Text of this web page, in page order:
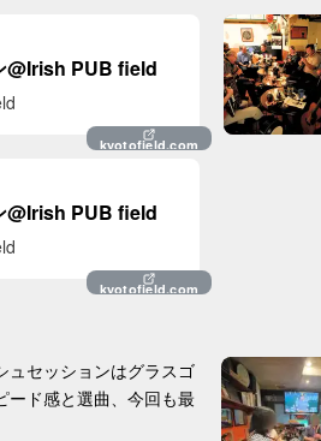
@Irish PUB field
kyotofield.com
@Irish PUB field
kyotofield.com
ュセッションはグラスゴ
ード感と選曲、今回も最